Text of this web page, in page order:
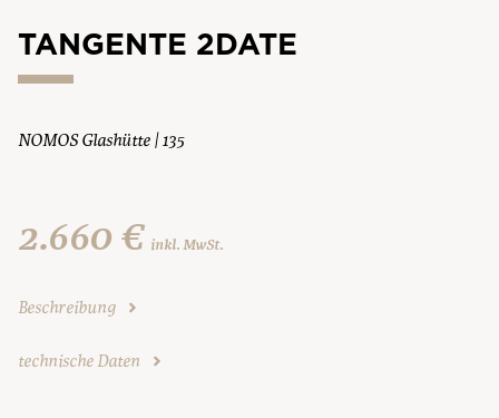
TANGENTE 2DATE
NOMOS Glashütte | 135
2.660 € inkl. MwSt.
Beschreibung
technische Daten